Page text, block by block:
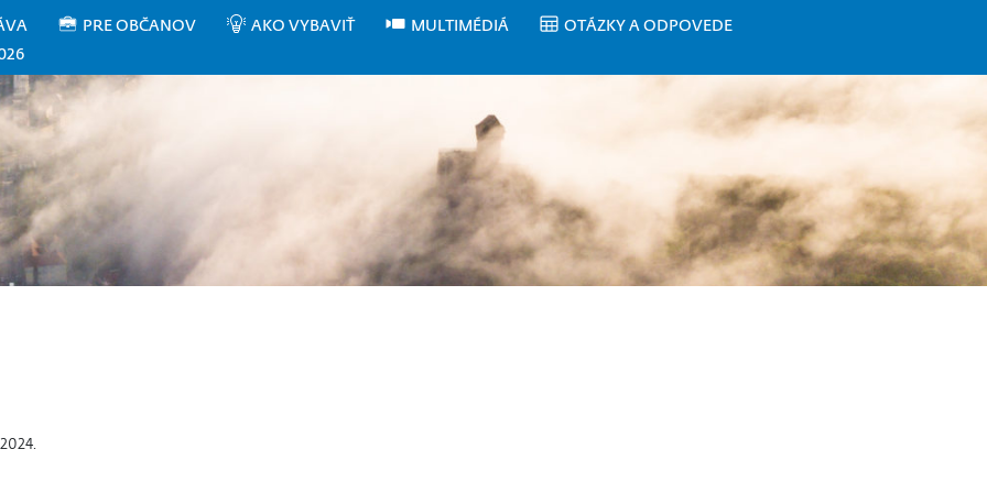
PRE OBČANOV AKO VYBAVIŤ MULTIMÉDIÁ
OTÁZKY A ODPOVEDE